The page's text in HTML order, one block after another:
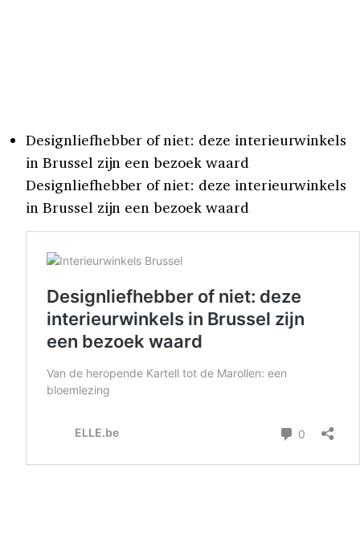
Designliefhebber of niet: deze interieurwinkels
in Brussel zijn een bezoek waard
Designliefhebber of niet: deze interieurwinkels
in Brussel zijn een bezoek waard